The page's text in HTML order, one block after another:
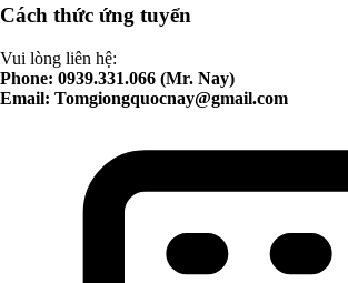
Cách thức ứng tuyển
Vui lòng liên hệ:
Phone: 0939.331.066 (Mr. Nay)
Email: Tomgiongquocnay@gmail.com